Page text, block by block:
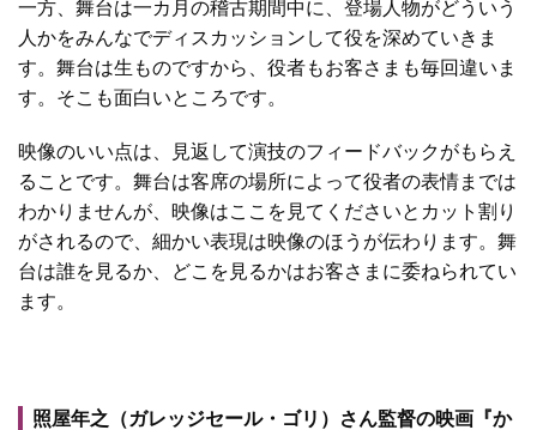
一方、舞台は一カ月の稽古期間中に、登場人物がどういう
人かをみんなでディスカッションして役を深めていきま
す。舞台は生ものですから、役者もお客さまも毎回違いま
す。そこも面白いところです。
映像のいい点は、見返して演技のフィードバックがもらえ
ることです。舞台は客席の場所によって役者の表情までは
わかりませんが、映像はここを見てくださいとカット割り
がされるので、細かい表現は映像のほうが伝わります。舞
台は誰を見るか、どこを見るかはお客さまに委ねられてい
ます。
照屋年之（ガレッジセール・ゴリ）さん監督の映画『か